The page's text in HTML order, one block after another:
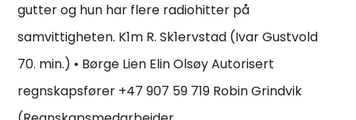
gutter og hun har flere radiohitter på
samvittigheten. K1m R. Sk1ervstad (Ivar Gustvold
70. min.) • Børge Lien Elin Olsøy Autorisert
regnskapsfører +47 907 59 719 Robin Grindvik